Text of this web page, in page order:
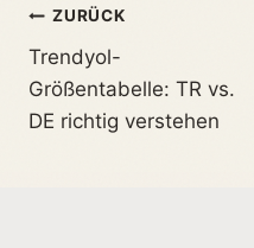
ZURÜCK
Trendyol-
Größentabelle: TR vs.
DE richtig verstehen